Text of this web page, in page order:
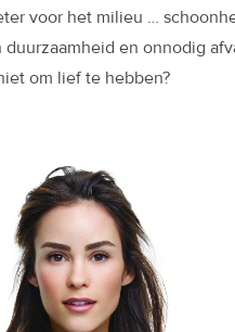
voor het milieu …
duurzaamheid en onnodig
om lief te hebben?